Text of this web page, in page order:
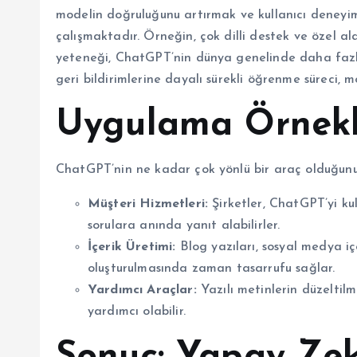
modelin doğruluğunu artırmak ve kullanıcı
çalışmaktadır. Örneğin, çok dilli destek ve özel
yeteneği, ChatGPT’nin dünya genelinde daha
geri bildirimlerine dayalı sürekli öğrenme süreci,
Uygulama
ChatGPT’nin ne kadar çok yönlü bir araç
Müşteri Hizmetleri: Şirketler, ChatGPT’yi
sorulara anında yanıt alabilirler.
İçerik Üretimi: Blog yazıları, sosyal medya
oluşturulmasında zaman tasarrufu sağlar.
Yardımcı Araçlar: Yazılı metinlerin
yardımcı olabilir.